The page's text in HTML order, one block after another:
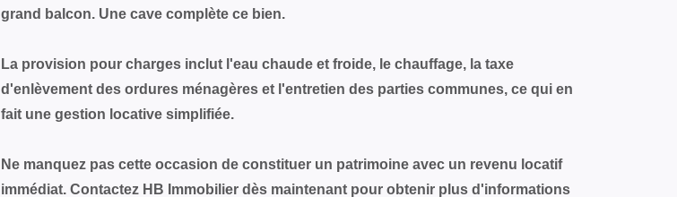
grand balcon. Une cave complète ce bien.
La provision pour charges inclut l'eau chaude et froide, le chauffage, la taxe
d'enlèvement des ordures ménagères et l'entretien des parties communes, ce qui en
fait une gestion locative simplifiée.
Ne manquez pas cette occasion de constituer un patrimoine avec un revenu locatif
immédiat. Contactez HB Immobilier dès maintenant pour obtenir plus d'informations